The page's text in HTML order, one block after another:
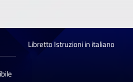
Libretto Istruzioni in italiano